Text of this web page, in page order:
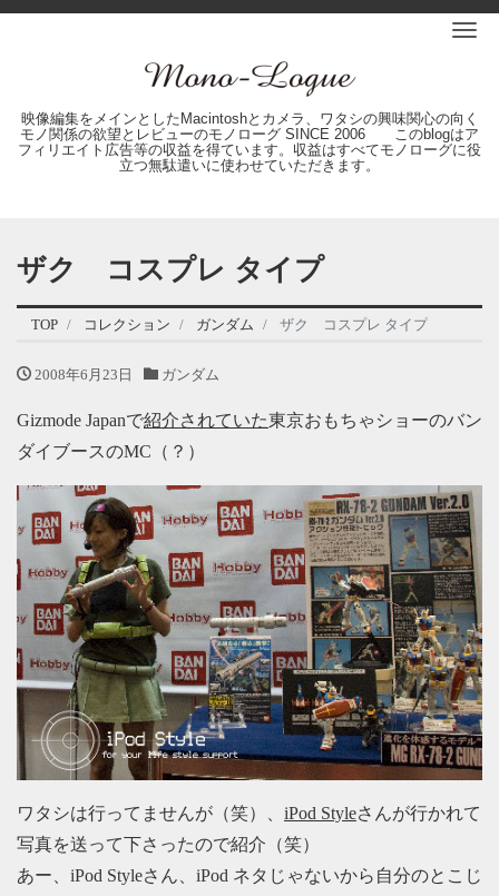
映像編集をメインとしたMacintoshとカメラ、ワタシの興味関心の向く
モノ関係の欲望とレビューのモノローグ SINCE 2006 このblogはア
フィリエイト広告等の収益を得ています。収益はすべてモノローグに役
立つ無駄遣いに使わせていただきます。
ザク コスプレ タイプ
TOP コレクション ガンダム ザク コスプレ タイプ
2008年6月23日 ガンダム
Gizmode Japanで紹介されていた東京おもちゃショーのバン
ダイブースのMC（？）
ワタシは行ってませんが（笑）、 iPod Styleさんが行かれて
写真を送って下さったので紹介（笑）
あー、iPod Styleさん、iPod ネタじゃないから自分のとこじ